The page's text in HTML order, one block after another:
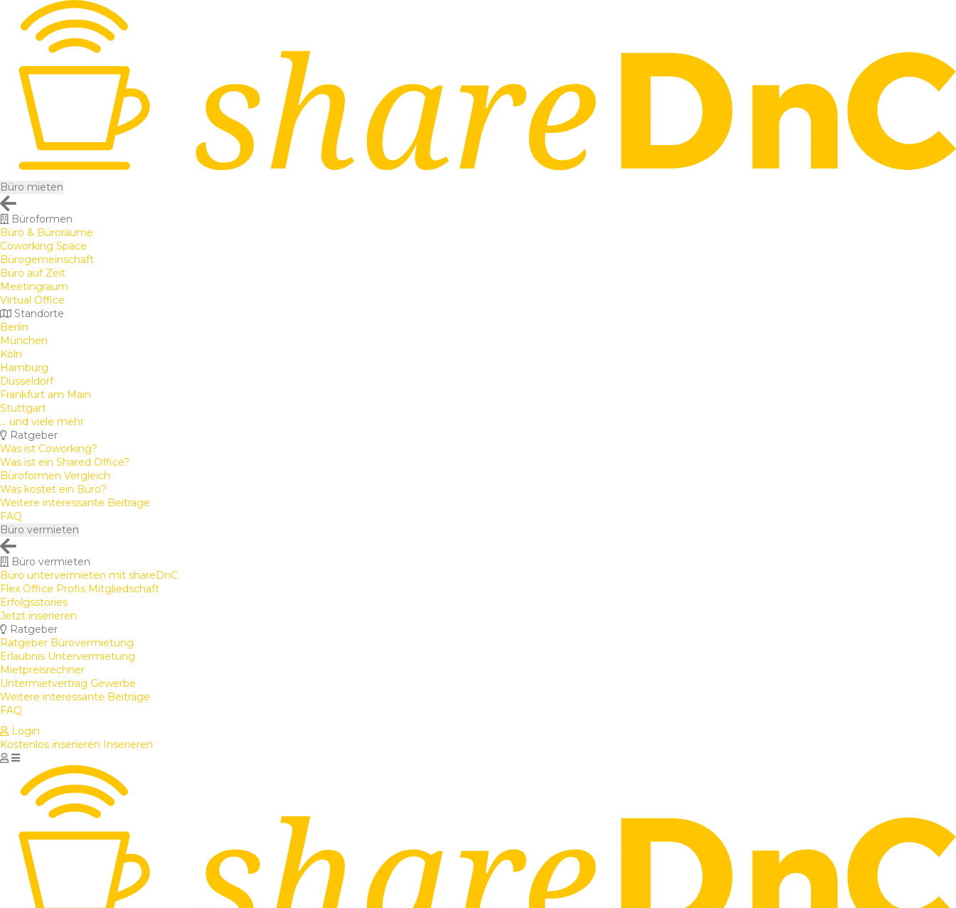
Büro mieten
Büroformen
Büro & Büroräume
Coworking Space
Bürogemeinschaft
Büro auf Zeit
Meetingraum
Virtual Office
Standorte
Berlin
München
Köln
Hamburg
Düsseldorf
Frankfurt am Main
Stuttgart
... und viele mehr
Ratgeber
Was ist Coworking?
Was ist ein Shared Office?
Büroformen Vergleich
Was kostet ein Büro?
Weitere interessante Beiträge
FAQ
Büro vermieten
Büro vermieten
Büro untervermieten mit shareDnC
Flex Office Profis Mitgliedschaft
Erfolgsstories
Jetzt inserieren
Ratgeber
Ratgeber Bürovermietung
Erlaubnis Untervermietung
Mietpreisrechner
Untermietvertrag Gewerbe
Weitere interessante Beiträge
FAQ
Login
Kostenlos inserieren Inserieren